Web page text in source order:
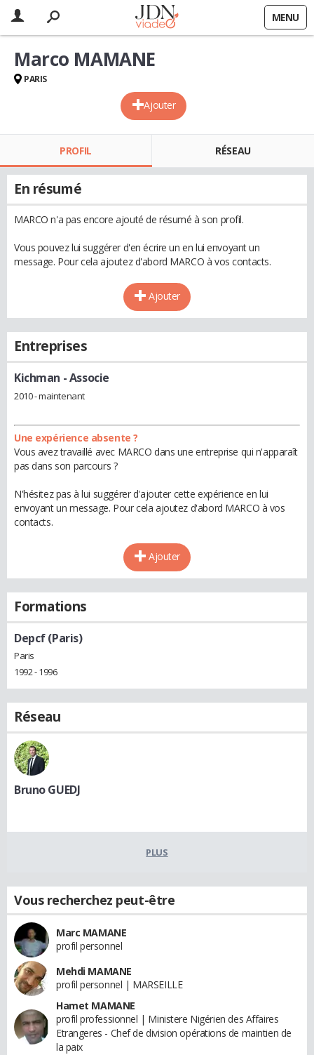
MENU
Ajouter
Marco MAMANE
PARIS
PROFIL RÉSEAU
En résumé
MARCO n'a pas encore ajouté de résumé à son profil.
Vous pouvez lui suggérer d'en écrire un en lui envoyant un
message. Pour cela ajoutez d'abord MARCO à vos contacts.
Ajouter
Entreprises
Kichman - Associe
2010 - maintenant
Une expérience absente ?
Vous avez travaillé avec MARCO dans une entreprise qui n'apparaît
pas dans son parcours ?
N'hésitez pas à lui suggérer d'ajouter cette expérience en lui
envoyant un message. Pour cela ajoutez d'abord MARCO à vos
contacts.
Ajouter
Formations
Depcf (Paris)
Paris
1992 - 1996
Réseau
Bruno GUEDJ
PLUS
Vous recherchez peut-être
Marc MAMANE
profil personnel
Mehdi MAMANE
profil personnel | MARSEILLE
Hamet MAMANE
profil professionnel | Ministere Nigérien des Affaires
Etrangeres - Chef de division opérations de maintien de
la paix